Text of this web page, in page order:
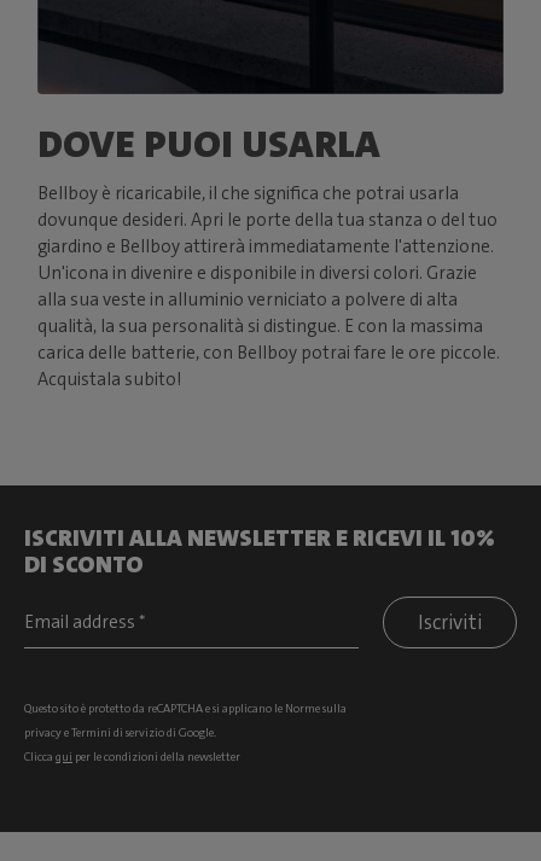
DOVE PUOI USARLA
Bellboy è ricaricabile, il che significa che potrai usarla
dovunque desideri. Apri le porte della tua stanza o del tuo
giardino e Bellboy attirerà immediatamente l'attenzione.
Un'icona in divenire e disponibile in diversi colori. Grazie
alla sua veste in alluminio verniciato a polvere di alta
qualità, la sua personalità si distingue. E con la massima
carica delle batterie, con Bellboy potrai fare le ore piccole.
Acquistala subito!
ISCRIVITI ALLA NEWSLETTER E RICEVI IL 10%
DI SCONTO
Iscriviti
Questo sito è protetto da reCAPTCHA e si applicano le Norme sulla
privacyeTermini di serviziodi Google.
Clicca qui per le condizioni della newsletter